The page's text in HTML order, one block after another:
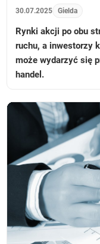
30.07.2025 Gielda
Rynki akcji po obu
ruchu, a inwestorzy
może wydarzyć się
handel.